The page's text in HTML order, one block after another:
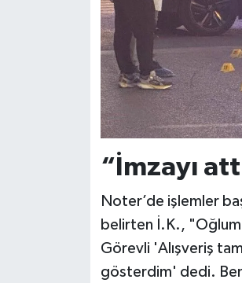
“İmzayı
Noter’de işlemler
belirten İ.K., "Oğlum
Görevli 'Alışveriş
gösterdim' dedi.